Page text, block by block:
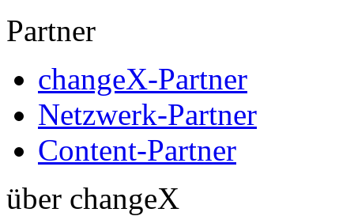
Partner
changeX-Partner
Netzwerk-Partner
Content-Partner
über changeX